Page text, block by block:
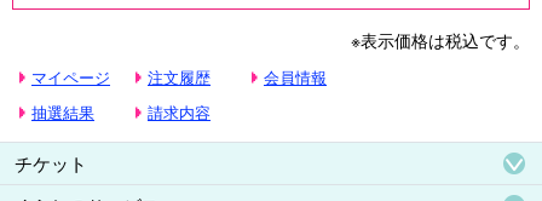
※表示価格は税込です。
マイページ 注文履歴
会員情報
抽選結果
請求内容
チケット